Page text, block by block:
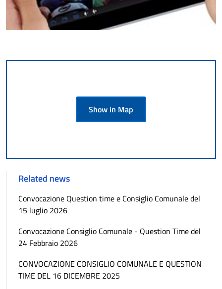
Show in Map
Related news
Convocazione Question time e Consiglio Comunale del
15 luglio 2026
Convocazione Consiglio Comunale - Question Time del
24 Febbraio 2026
CONVOCAZIONE CONSIGLIO COMUNALE E QUESTION
TIME DEL 16 DICEMBRE 2025